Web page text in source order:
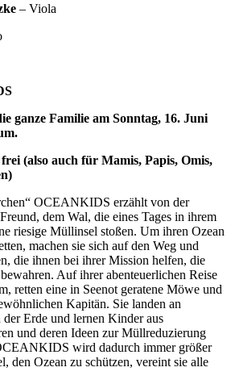
– Viola
ganze Familie am Sonntag, 16. Juni
(also auch für Mamis, Papis, Omis,
OCEANKIDS erzählt von der
dem Wal, die eines Tages in ihrem
riesige Müllinsel stoßen. Um ihren Ozean
machen sie sich auf den Weg und
die ihnen bei ihrer Mission helfen, die
Auf ihrer abenteuerlichen Reise
retten eine in Seenot geratene Möwe und
Kapitän. Sie landen an
der Erde und lernen Kinder aus
und deren Ideen zur Müllreduzierung
wird dadurch immer größer
den Ozean zu schützen, vereint sie alle